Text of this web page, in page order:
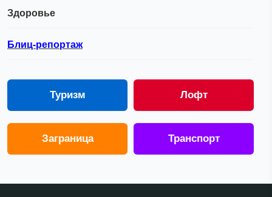
Здоровье
Блиц-репортаж
Туризм Лофт
Заграница Транспорт